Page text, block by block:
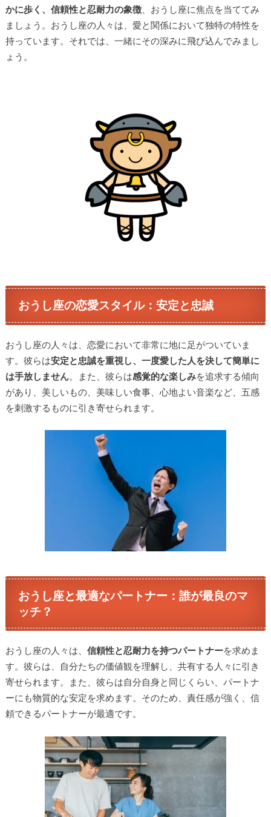
かに歩く、信頼性と忍耐力の象徴、おうし座に焦点を当ててみ
ましょう。おうし座の人々は、愛と関係において独特の特性を
持っています。それでは、一緒にその深みに飛び込んでみまし
ょう。
おうし座の恋愛スタイル：安定と忠誠
おうし座の人々は、恋愛において非常に地に足がついていま
す。彼らは安定と忠誠を重視し、一度愛した人を決して簡単に
は手放しません。また、彼らは感覚的な楽しみを追求する傾向
があり、美しいもの、美味しい食事、心地よい音楽など、五感
を刺激するものに引き寄せられます。
おうし座と最適なパートナー：誰が最良のマ
ッチ？
おうし座の人々は、 信頼性と忍耐力を持つパートナーを求めま
す。彼らは、自分たちの価値観を理解し、共有する人々に引き
寄せられます。また、彼らは自分自身と同じくらい、パートナ
ーにも物質的な安定を求めます。そのため、責任感が強く、信
頼できるパートナーが最適です。